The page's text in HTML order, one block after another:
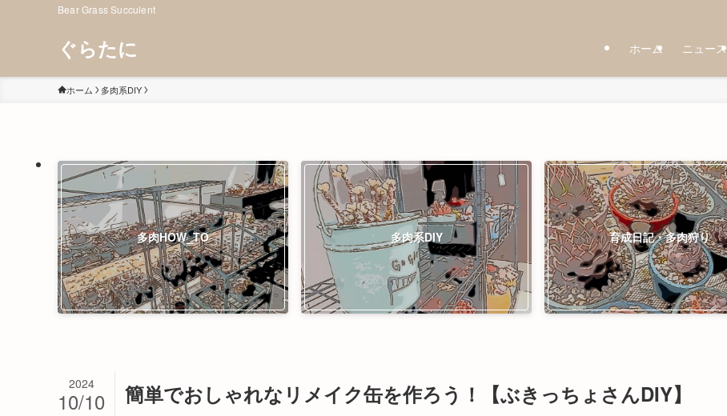
Bear Grass Succulent
ぐらたに ホーム ニュース
ホーム 多肉系DIY
多肉HOW_TO 多肉系DIY 育成日記・多肉狩り
簡単でおしゃれなリメイク缶を作ろう！【ぶきっちょさんDIY】
2024
10/10